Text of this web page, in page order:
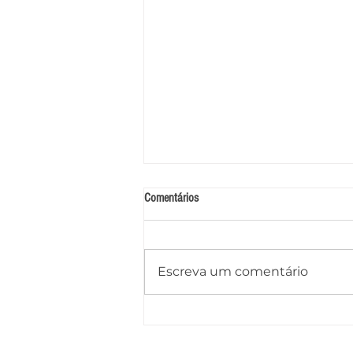
Comentários
Escreva um comentário